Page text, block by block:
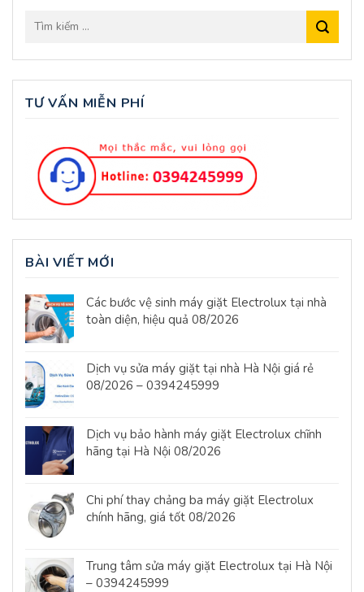
TƯ VẤN MIỄN PHÍ
BÀI VIẾT MỚI
Các bước vệ sinh máy giặt Electrolux tại nhà
toàn diện, hiệu quả 08/2026
Dịch vụ sửa máy giặt tại nhà Hà Nội giá rẻ
08/2026 – 0394245999
Dịch vụ bảo hành máy giặt Electrolux chĩnh
hãng tại Hà Nội 08/2026
Chi phí thay chảng ba máy giặt Electrolux
chính hãng, giá tốt 08/2026
Trung tâm sửa máy giặt Electrolux tại Hà Nội
– 0394245999